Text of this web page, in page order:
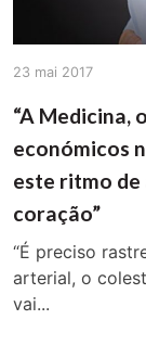
23 mai 2017
“A Medicina,
económicos
este ritmo de
coração”
“É preciso
arterial, o
vai...